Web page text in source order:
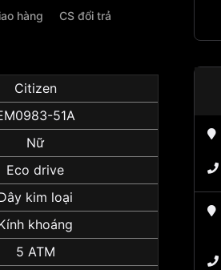
hàng CS đổi trả
Citizen
51A
Nữ
Eco drive
kim loại
khoáng
5 ATM